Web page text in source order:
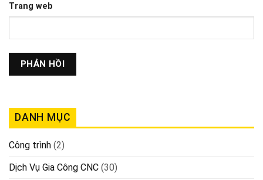
Trang web
DANH MỤC
Công trình (2)
Dịch Vụ Gia Công CNC (30)